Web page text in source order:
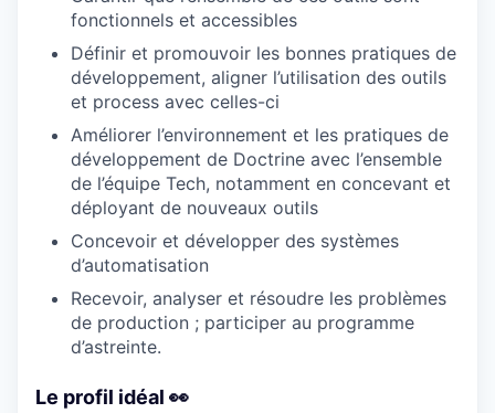
fonctionnels et accessibles
Définir et promouvoir les bonnes pratiques de
développement, aligner l’utilisation des outils
et process avec celles-ci
Améliorer l’environnement et les pratiques de
développement de Doctrine avec l’ensemble
de l’équipe Tech, notamment en concevant et
déployant de nouveaux outils
Concevoir et développer des systèmes
d’automatisation
Recevoir, analyser et résoudre les problèmes
de production ; participer au programme
d’astreinte.
Le profil idéal 👀